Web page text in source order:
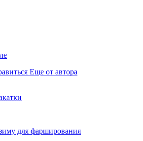
Еще от автора
для фарширования